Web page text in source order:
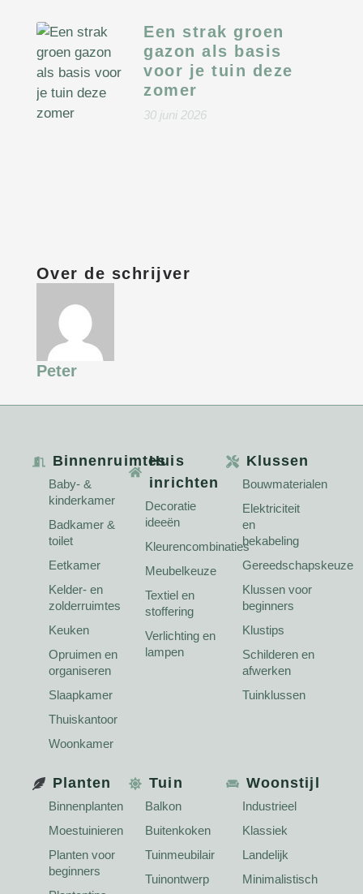
Een strak groen
gazon als basis
voor je tuin deze
zomer
30 juni 2026
Over de schrijver
Peter
Binnenruimtes
Baby- &
kinderkamer
Badkamer &
toilet
Eetkamer
Kelder- en
zolderruimtes
Keuken
Opruimen en
organiseren
Slaapkamer
Thuiskantoor
Woonkamer
Huis
inrichten
Decoratie
ideeën
Kleurencombinaties
Meubelkeuze
Textiel en
stoffering
Verlichting en
lampen
Klussen
Bouwmaterialen
Elektriciteit
en
bekabeling
Gereedschapskeuze
Klussen voor
beginners
Klustips
Schilderen en
afwerken
Tuinklussen
Planten
Binnenplanten
Moestuinieren
Planten voor
beginners
Tuin
Balkon
Buitenkoken
Tuinmeubilair
Tuinontwerp
Woonstijl
Industrieel
Klassiek
Landelijk
Minimalistisch